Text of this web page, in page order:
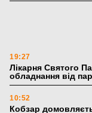
19:27
Лікарня Святого
обладнання від
10:52
Кобзар